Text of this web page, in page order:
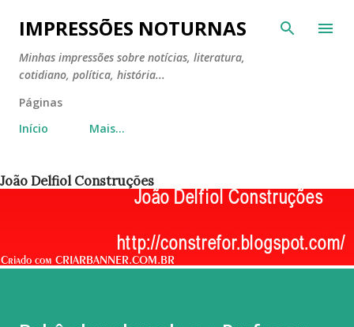
Pular para o conteúdo principal
IMPRESSÕES NOTURNAS
Minhas impressões sobre notícias, literatura,
cotidiano, política, história...
Páginas
Início
Mais…
João Delfiol Construções